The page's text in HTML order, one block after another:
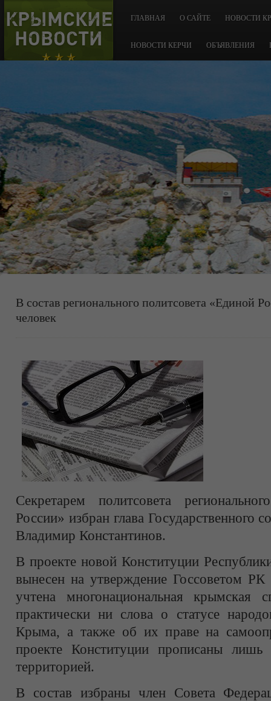
КРЫМСКИЕ
НОВОСТИ
ГЛАВНАЯ О САЙТЕ НОВОСТИ
НОВОСТИ КЕРЧИ ОБЪЯВЛЕНИЯ
В состав регионального политсовета «Единой
человек
Секретарем политсовета
России» избран глава Государственного
Владимир Константинов.
В проекте новой Конституции
вынесен на утверждение Госсоветом
учтена многонациональная
практически ни слова о статусе
Крыма, а также об их праве на
проекте Конституции прописаны лишь
территорией.
В состав избраны член Совета